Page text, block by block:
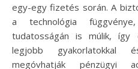
egy-egy fizetés során. A
a technológia
tudatosságán is múlik, így
legjobb gyakorlatokkal
megóvhatják pénzügyi